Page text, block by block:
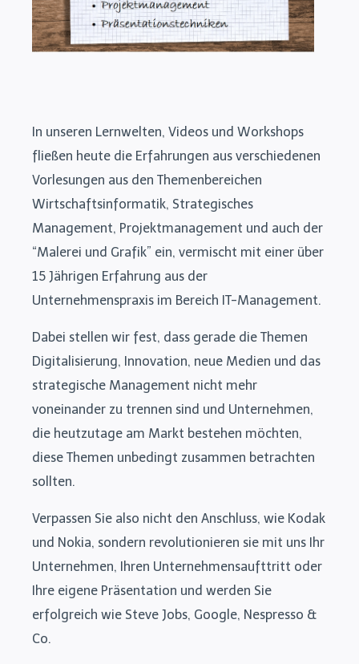
In unseren Lernwelten, Videos und Workshops
fließen heute die Erfahrungen aus verschiedenen
Vorlesungen aus den Themenbereichen
Wirtschaftsinformatik, Strategisches
Management, Projektmanagement und auch der
“Malerei und Grafik” ein, vermischt mit einer über
15 Jährigen Erfahrung aus der
Unternehmenspraxis im Bereich IT-Management.
Dabei stellen wir fest, dass gerade die Themen
Digitalisierung, Innovation, neue Medien und das
strategische Management nicht mehr
voneinander zu trennen sind und Unternehmen,
die heutzutage am Markt bestehen möchten,
diese Themen unbedingt zusammen betrachten
sollten.
Verpassen Sie also nicht den Anschluss, wie Kodak
und Nokia, sondern revolutionieren sie mit uns Ihr
Unternehmen, Ihren Unternehmensaufttritt oder
Ihre eigene Präsentation und werden Sie
erfolgreich wie Steve Jobs, Google, Nespresso &
Co.